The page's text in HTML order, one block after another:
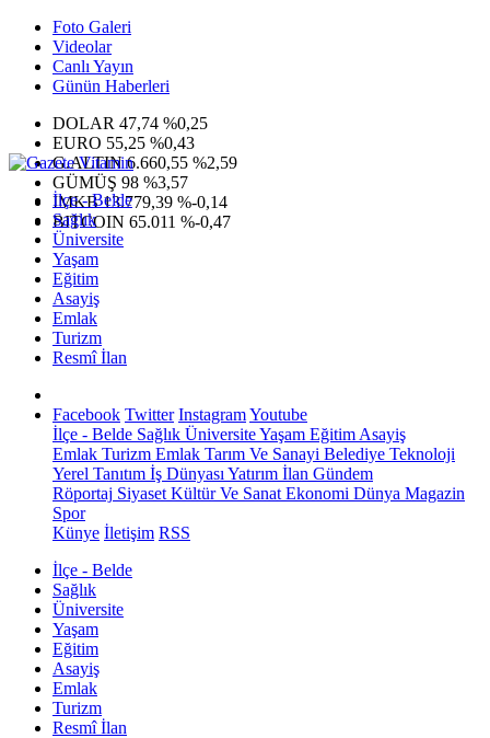
Foto Galeri
Videolar
Canlı Yayın
Günün Haberleri
DOLAR 47,74 %0,25
EURO 55,25 %0,43
G.ALTIN6.660,55 %2,59
GÜMÜŞ 98 %3,57
IMKB13.779,39 %-0,14
BITCOIN 65.011 %-0,47
İlçe - Belde
Sağlık
Üniversite
Yaşam
Eğitim
Asayiş
Emlak
Turizm
Resmî İlan
Facebook Twitter InstagramYoutube
İlçe - Belde Sağlık ÜniversiteYaşam Eğitim Asayiş
Emlak Turizm Emlak Tarım Ve Sanayi Belediye Teknoloji
Yerel Tanıtım İş Dünyası Yatırım İlan Gündem
Röportaj Siyaset Kültür Ve Sanat Ekonomi Dünya Magazin
Spor
Künye İletişim RSS
İlçe - Belde
Sağlık
Üniversite
Yaşam
Eğitim
Asayiş
Emlak
Turizm
Resmî İlan